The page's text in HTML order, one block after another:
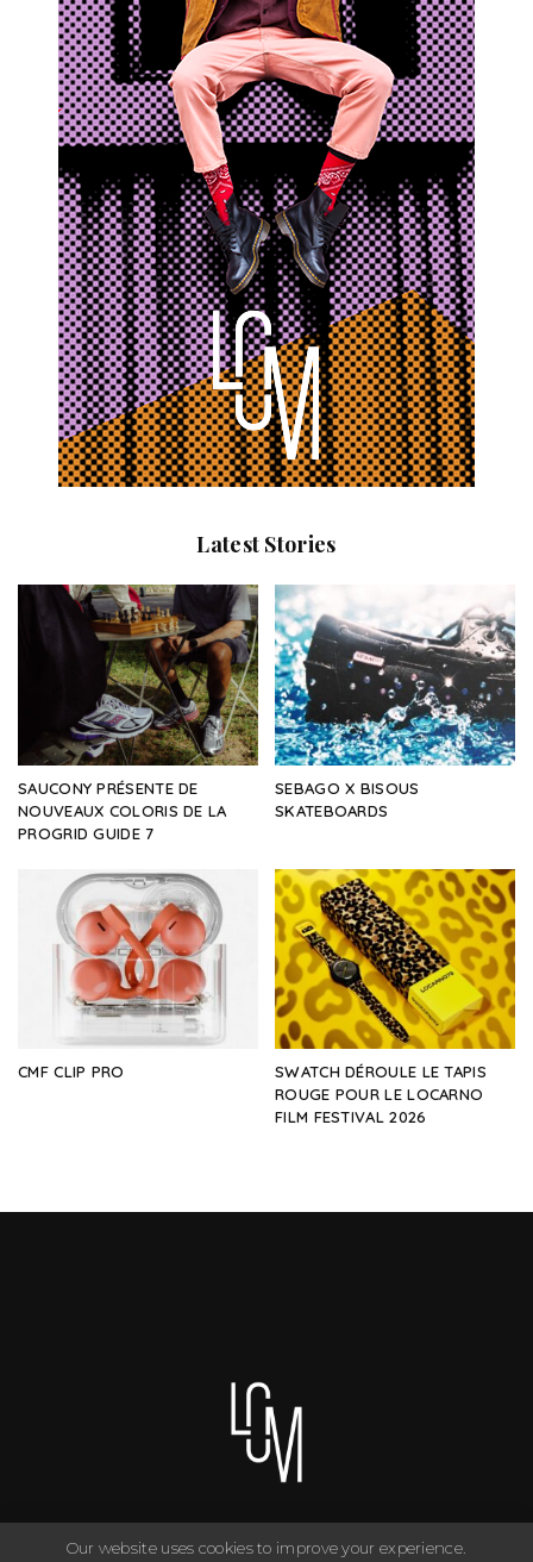
Latest Stories
SAUCONY PRÉSENTE DE
NOUVEAUX COLORIS DE LA
PROGRID GUIDE 7
SEBAGO X BISOUS
SKATEBOARDS
CMF CLIP PRO
SWATCH DÉROULE LE TAPIS
ROUGE POUR LE LOCARNO
FILM FESTIVAL 2026
Our website uses cookies to improve your experience.